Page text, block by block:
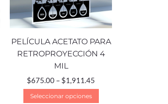
PELÍCULA ACETATO PARA
RETROPROYECCIÓN 4
MIL
$675.00 – $1,911.45
Seleccionar opciones